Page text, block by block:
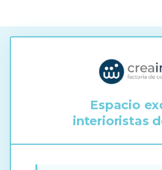
Espacio
interioristas